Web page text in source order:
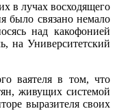
в лучах восходящего
было связано немало
над какофонией
на Университетский
ваятеля в том, что
живущих системой
выразителя своих